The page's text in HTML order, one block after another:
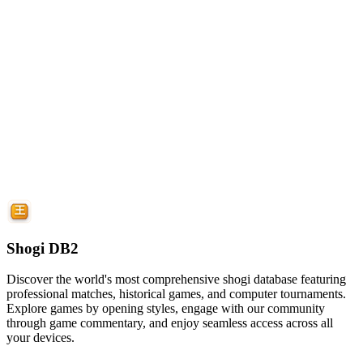
Shogi DB2
Discover the world's most comprehensive shogi database featuring
professional matches, historical games, and computer tournaments.
Explore games by opening styles, engage with our community
through game commentary, and enjoy seamless access across all
your devices.